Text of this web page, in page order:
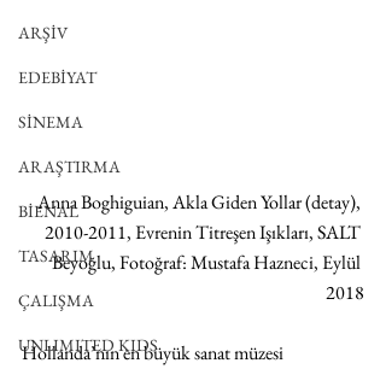
ARŞİV
EDEBİYAT
SİNEMA
ARAŞTIRMA
BİENAL
TASARIM
ÇALIŞMA
UNLIMITED KIDS
Anna Boghiguian, Akla Giden Yollar (detay),
2010-2011, Evrenin Titreşen Işıkları, SALT
Beyoğlu, Fotoğraf: Mustafa Hazneci, Eylül
2018
Hollanda’nın en büyük sanat müzesi